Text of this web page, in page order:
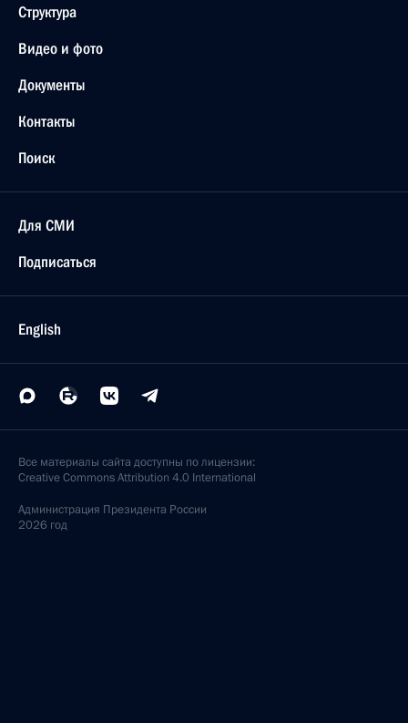
Структура
Видео и фото
Документы
Контакты
Поиск
Для СМИ
Подписаться
English
Все материалы сайта доступны по лицензии:
Creative Commons Attribution 4.0 International
Администрация Президента России
2026 год